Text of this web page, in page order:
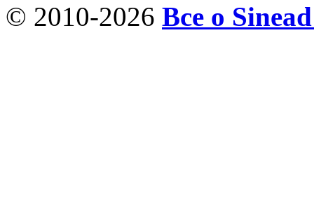
© 2010-2026 Все о